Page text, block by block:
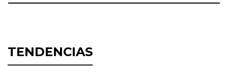
TENDENCIAS